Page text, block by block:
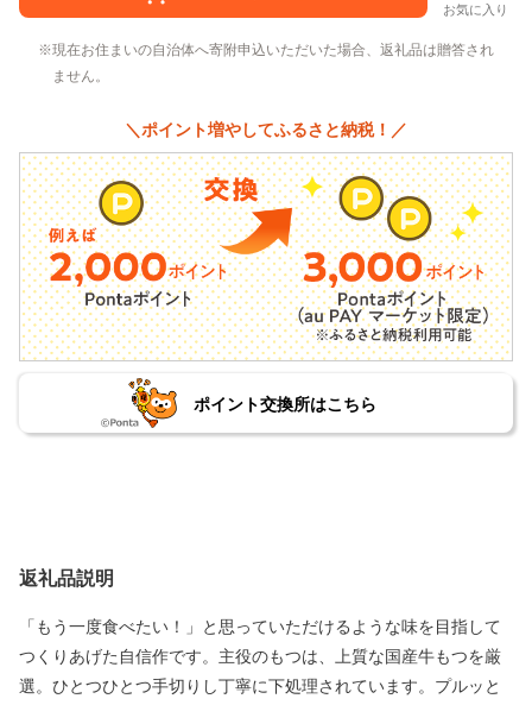
お気に入り
現在お住まいの自治体へ寄附申込いただいた場合、返礼品は贈答され
ません。
＼ポイント増やしてふるさと納税！／
ポイント交換所はこちら
返礼品説明
「もう一度食べたい！」と思っていただけるような味を目指して
つくりあげた自信作です。主役のもつは、上質な国産牛もつを厳
選。ひとつひとつ手切りし丁寧に下処理されています。プルッと